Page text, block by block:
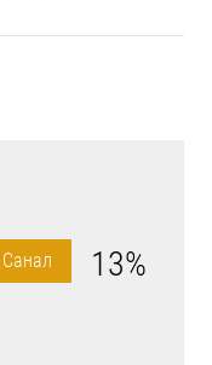
Санал 13%